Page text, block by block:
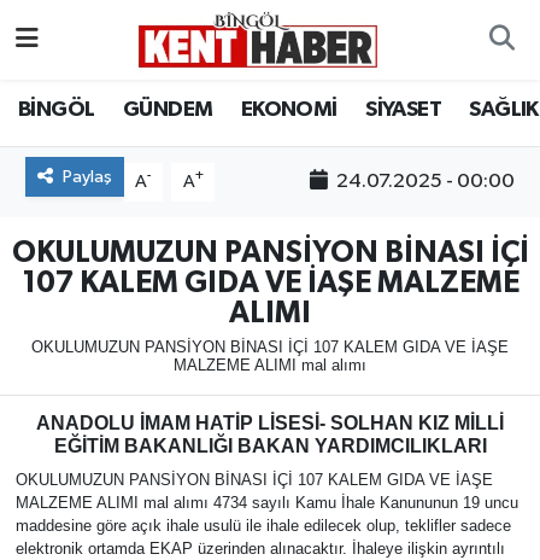
BİNGÖL GÜNDEM EKONOMİ SİYASET SAĞLIK
Paylaş A- A+ 24.07.2025 - 00:00
OKULUMUZUN PANSİYON BİNASI İÇİ
107 KALEM GIDA VE İAŞE MALZEME
ALIMI
OKULUMUZUN PANSİYON BİNASI İÇİ 107 KALEM GIDA VE İAŞE
MALZEME ALIMI mal alımı
ANADOLU İMAM HATİP LİSESİ- SOLHAN KIZ MİLLİ
EĞİTİM BAKANLIĞI BAKAN YARDIMCILIKLARI
OKULUMUZUN PANSİYON BİNASI İÇİ 107 KALEM GIDA VE İAŞE
MALZEME ALIMI mal alımı 4734 sayılı Kamu İhale Kanununun 19 uncu
maddesine göre açık ihale usulü ile ihale edilecek olup, teklifler sadece
elektronik ortamda EKAP üzerinden alınacaktır. İhaleye ilişkin ayrıntılı
BİLİM-TEKNOLOJİ
EĞİTİM
EKONOMİ
GENÇ
KARLIOVA
Bingöl Hava Durumu
Bingöl Trafik Yoğunluk Haritası
Süper Lig Puan Durumu ve Fikstür
Tüm Manşetler
Haber Arşivi